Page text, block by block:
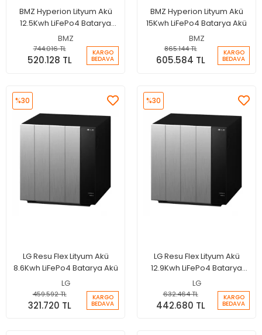
BMZ Hyperion Lityum Akü
12.5Kwh LiFePo4 Batarya
Akü
BMZ
744.016 TL
520.128 TL
KARGO
BEDAVA
BMZ Hyperion Lityum Akü
15Kwh LiFePo4 Batarya Akü
BMZ
865.144 TL
605.584 TL
KARGO
BEDAVA
LG Resu Flex Lityum Akü
8.6Kwh LiFePo4 Batarya Akü
LG
%30
459.592 TL
321.720 TL
KARGO
BEDAVA
LG Resu Flex Lityum Akü
12.9Kwh LiFePo4 Batarya
Akü
LG
%30
632.464 TL
442.680 TL
KARGO
BEDAVA